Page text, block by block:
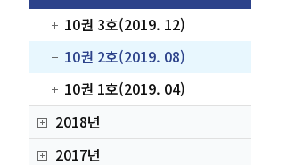
10권 3호(2019. 12)
10권 2호(2019. 08)
10권 1호(2019. 04)
2018년
2017년